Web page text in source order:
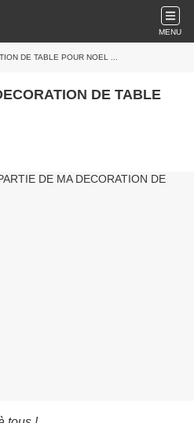
MENU
DE TABLE POUR NOEL ...
DE TABLE